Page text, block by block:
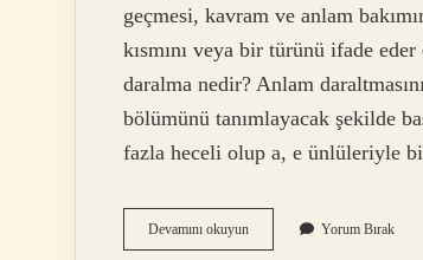
geçmesi, kavram ve anlam
kısmını veya bir türünü ifade
daralma nedir? Anlam
bölümünü tanımlayacak şekilde
fazla heceli olup a, e ünlüleriyle
Devamını okuyunMetin
Anlamında
Yorum Bırak